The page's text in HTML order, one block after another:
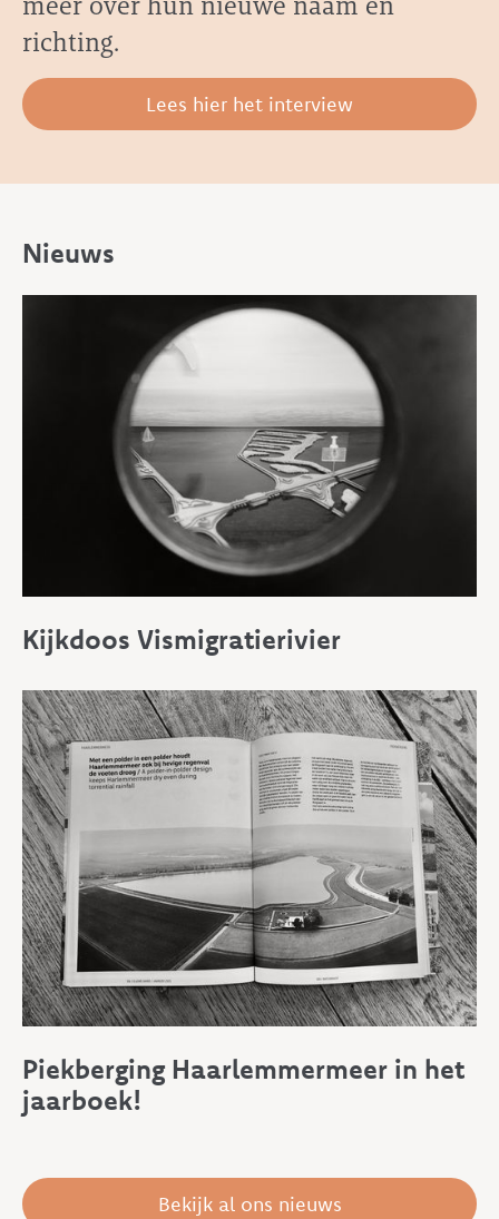
richting.
Lees hier het interview
Nieuws
Kijkdoos Vismigratierivier
Piekberging Haarlemmermeer in het
jaarboek!
Bekijk al ons nieuws